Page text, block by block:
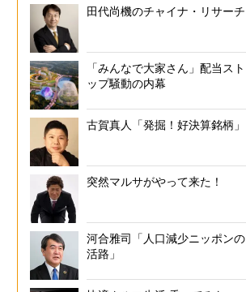
田代尚機のチャイナ・リサーチ
「みんなで大家さん」配当スト
ップ騒動の内幕
古賀真人「発掘！好決算銘柄」
突然マルサがやって来た！
河合雅司「人口減少ニッポンの
活路」